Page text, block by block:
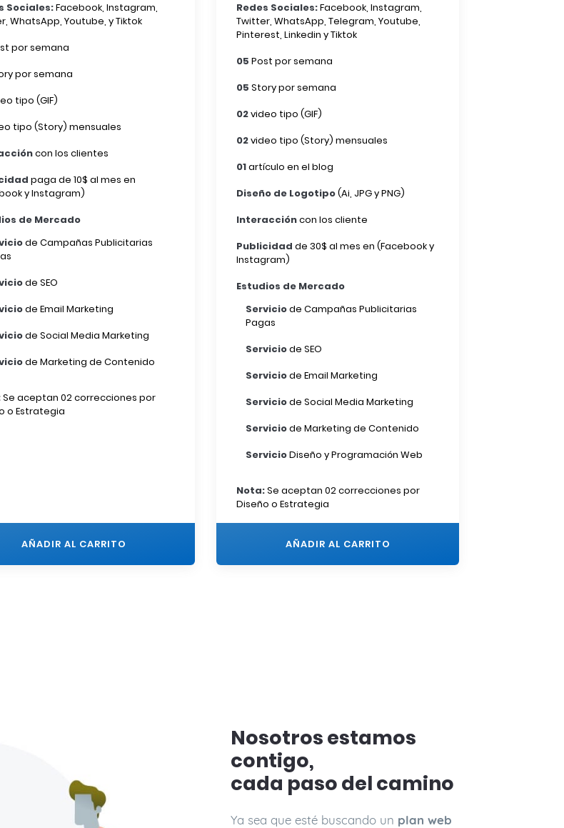
Sociales:Facebook, Instagram,
WhatsApp, Youtube, y Tiktok
por semana
por semana
tipo (GIF)
tipo (Story) mensuales
con los clientes
paga de 10$ al mes en
y Instagram)
de Mercado
de Campañas Publicitarias
de SEO
de Email Marketing
de Social Media Marketing
de Marketing de Contenido
Se aceptan 02 correcciones por
o Estrategia
AÑADIR AL CARRITO
Redes Sociales:Facebook, Instagram,
Twitter, WhatsApp, Telegram, Youtube,
Pinterest, Linkedin y Tiktok
05 Post por semana
05 Story por semana
02video tipo (GIF)
02video tipo (Story) mensuales
01artículo en el blog
Diseño de Logotipo(Ai, JPG y PNG)
Interaccióncon los cliente
Publicidad de 30$ al mes en (Facebook y
Instagram)
Estudios de Mercado
Serviciode Campañas Publicitarias
Pagas
Serviciode SEO
Serviciode Email Marketing
Serviciode Social Media Marketing
Serviciode Marketing de Contenido
ServicioDiseño y Programación Web
Nota:Se aceptan 02 correcciones por
Diseño o Estrategia
AÑADIR AL CARRITO
Nosotros estamos
contigo,
cada paso del camino
Ya sea que esté buscando un plan web